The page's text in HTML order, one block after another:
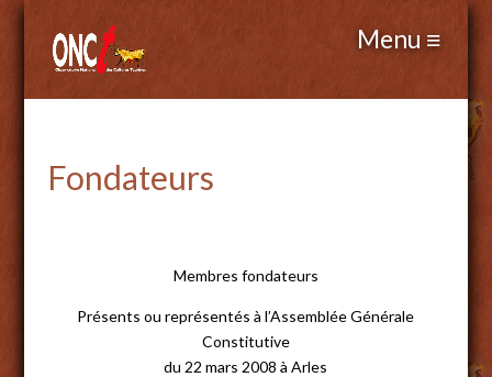
Fondateurs
Membres fondateurs
Présents ou représentés à l’Assemblée Générale
Constitutive
du 22 mars 2008 à Arles